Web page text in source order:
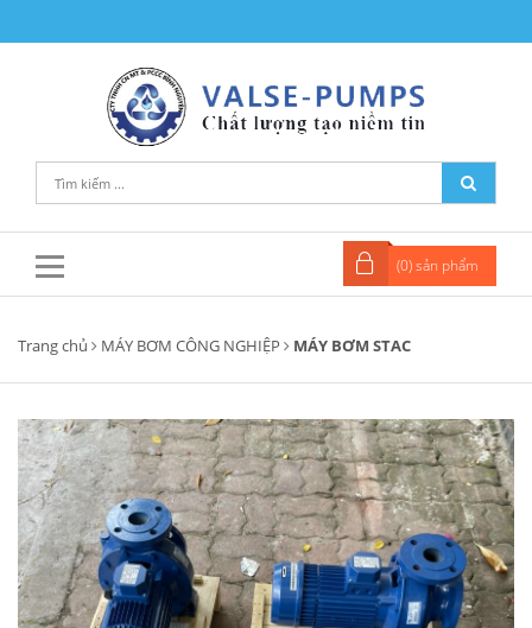
(0) sản phẩm
Trang chủ MÁY BƠM CÔNG NGHIỆP MÁY BƠM STAC